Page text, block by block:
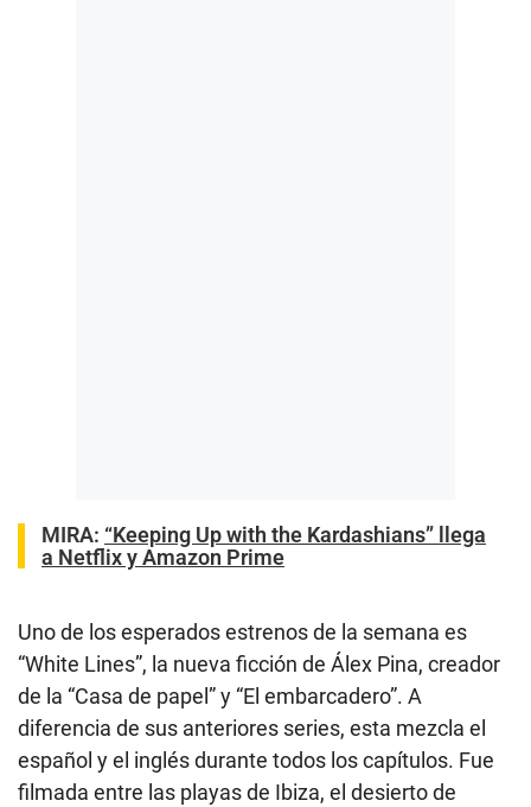
MIRA: “Keeping Up with the Kardashians” llega
a Netflix y Amazon Prime
Uno de los esperados estrenos de la semana es
“White Lines”, la nueva ficción de Álex Pina, creador
de la “Casa de papel” y “El embarcadero”. A
diferencia de sus anteriores series, esta mezcla el
español y el inglés durante todos los capítulos. Fue
filmada entre las playas de Ibiza, el desierto de